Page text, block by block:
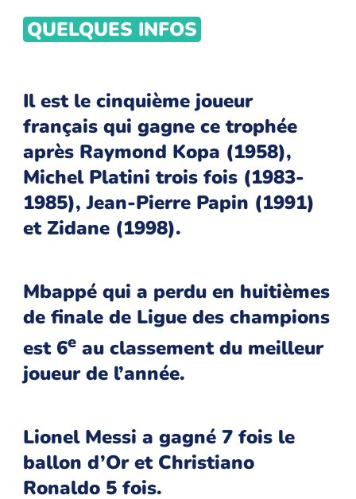
QUELQUES INFOS
Il est le cinquième joueur
français qui gagne ce trophée
après Raymond Kopa (1958),
Michel Platini trois fois (1983-
1985), Jean-Pierre Papin (1991)
et Zidane (1998).
Mbappé qui a perdu en huitièmes
de finale de Ligue des champions
est 6e au classement du meilleur
joueur de l’année.
Lionel Messi a gagné 7 fois le
ballon d’Or et Christiano
Ronaldo 5 fois.